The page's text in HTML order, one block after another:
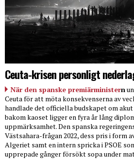
Ceuta-krisen personligt
När den spanske premiärministern
Ceuta för att möta konsekvenserna av
handlade det officiella budskapet om
bakom kaoset ligger en fyra år lång
uppmärksamhet. Den spanska
Västsahara-frågan 2022, dess pris i form
Algeriet samt en intern spricka i PSOE
upprepade gånger försökt sopa under